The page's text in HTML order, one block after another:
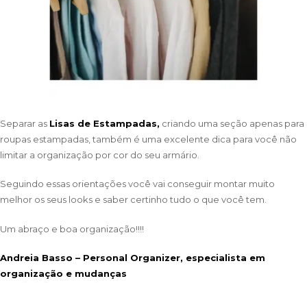
Separar as Lisas de Estampadas, criando uma seção apenas para
roupas estampadas, também é uma excelente dica para você não
limitar a organização por cor do seu armário.
Seguindo essas orientações você vai conseguir montar muito
melhor os seus looks e saber certinho tudo o que você tem.
Um abraço e boa organização!!!!
Andreia Basso – Personal Organizer, especialista em
organização e mudanças